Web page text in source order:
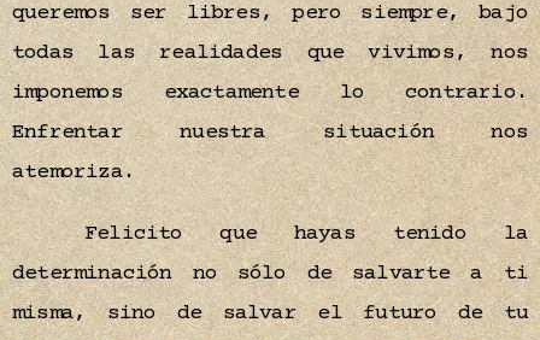
queremos ser libres, pero siempre, bajo
todas las realidades que vivimos, nos
imponemos exactamente lo contrario.
Enfrentar nuestra situación nos
atemoriza.
Felicito que hayas tenido la
determinación no sólo de salvarte a ti
misma, sino de salvar el futuro de tu